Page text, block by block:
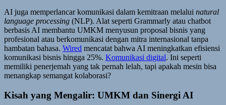
AI juga memperlancar komunikasi dalam kemitraan melalui natural
language processing (NLP). Alat seperti Grammarly atau chatbot
berbasis AI membantu UMKM menyusun proposal bisnis yang
profesional atau berkomunikasi dengan mitra internasional tanpa
hambatan bahasa. Wired mencatat bahwa AI meningkatkan efisiensi
komunikasi bisnis hingga 25%. Komunikasi digital. Ini seperti
memiliki penerjemah yang tak pernah lelah, tapi apakah mesin bisa
menangkap semangat kolaborasi?
Kisah yang Mengalir: UMKM dan Sinergi AI